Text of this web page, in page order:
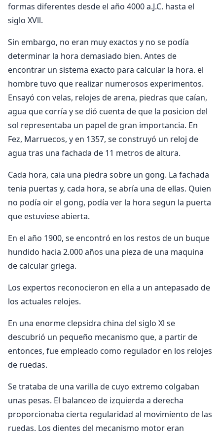
formas diferentes desde el año 4000 a.J.C. hasta el
siglo XVll.
Sin embargo, no eran muy exactos y no se podía
determinar la hora demasiado bien. Antes de
encontrar un sistema exacto para calcular la hora. el
hombre tuvo que realizar numerosos experimentos.
Ensayó con velas, relojes de arena, piedras que caían,
agua que corría y se dió cuenta de que la posicion del
sol representaba un papel de gran importancia. En
Fez, Marruecos, y en 1357, se construyó un reloj de
agua tras una fachada de 11 metros de altura.
Cada hora, caia una piedra sobre un gong. La fachada
tenia puertas y, cada hora, se abría una de ellas. Quien
no podía oir el gong, podía ver la hora segun la puerta
que estuviese abierta.
En el año 1900, se encontró en los restos de un buque
hundido hacia 2.000 años una pieza de una maquina
de calcular griega.
Los expertos reconocieron en ella a un antepasado de
los actuales relojes.
En una enorme clepsidra china del siglo Xl se
descubrió un pequeño mecanismo que, a partir de
entonces, fue empleado como regulador en los relojes
de ruedas.
Se trataba de una varilla de cuyo extremo colgaban
unas pesas. El balanceo de izquierda a derecha
proporcionaba cierta regularidad al movimiento de las
ruedas. Los dientes del mecanismo motor eran